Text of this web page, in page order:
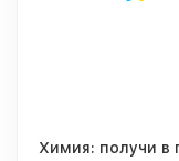
Химия: получи в